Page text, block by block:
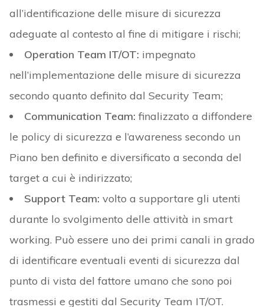
all’identificazione delle misure di sicurezza
adeguate al contesto al fine di mitigare i rischi;
Operation Team IT/OT: impegnato
nell’implementazione delle misure di sicurezza
secondo quanto definito dal Security Team;
Communication Team: finalizzato a diffondere
le policy di sicurezza e l’awareness secondo un
Piano ben definito e diversificato a seconda del
target a cui è indirizzato;
Support Team: volto a supportare gli utenti
durante lo svolgimento delle attività in smart
working. Può essere uno dei primi canali in grado
di identificare eventuali eventi di sicurezza dal
punto di vista del fattore umano che sono poi
trasmessi e gestiti dal Security Team IT/OT.